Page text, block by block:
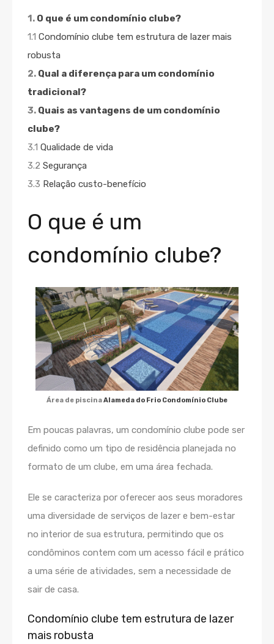
1. O que é um condomínio clube?
1.1 Condomínio clube tem estrutura de lazer mais
robusta
2. Qual a diferença para um condomínio
tradicional?
3. Quais as vantagens de um condomínio
clube?
3.1 Qualidade de vida
3.2 Segurança
3.3 Relação custo-benefício
O que é um
condomínio clube?
Área de piscinaAlameda do Frio Condomínio Clube
Em poucas palavras, um condomínio clube pode ser
definido como um tipo de residência planejada no
formato de um clube, em uma área fechada.
Ele se caracteriza por oferecer aos seus moradores
uma diversidade de serviços de lazer e bem-estar
no interior de sua estrutura, permitindo que os
condôminos contem com um acesso fácil e prático
a uma série de atividades, sem a necessidade de
sair de casa.
Condomínio clube tem estrutura de lazer
mais robusta